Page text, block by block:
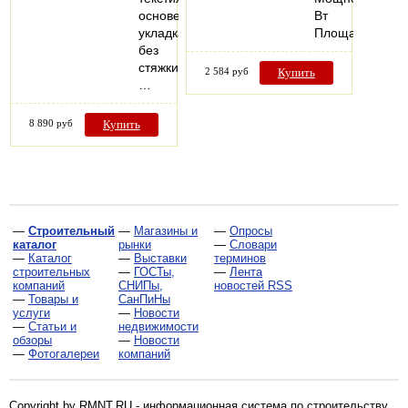
основе,
укладка
без
стяжки,
8 890 руб Купить
Вт
Площадь…
2 584 руб Купить
— Строительный
каталог
— Каталог
строительных
компаний
— Товары и
услуги
— Статьи и
обзоры
— Фотогалереи
— Магазины и
рынки
— Выставки
— ГОСТы,
СНИПы,
СанПиНы
— Новости
недвижимости
— Новости
компаний
— Опросы
— Словари
терминов
— Лента
новостей RSS